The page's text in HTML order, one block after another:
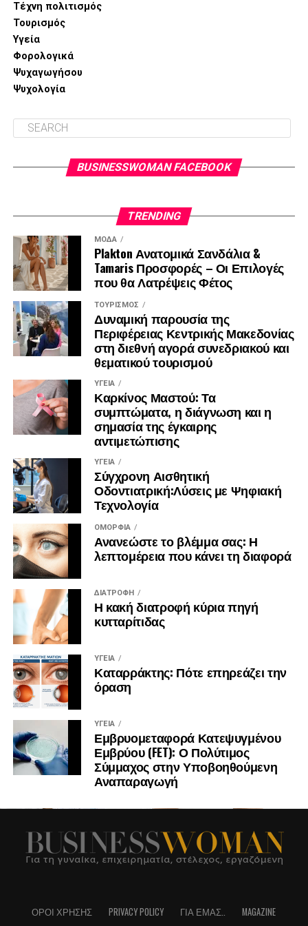
Υπεύθυνη επικοινωνίας,
Τέχνη πολιτισμός
Τουρισμός
Υγεία
Φορολογικά
Ψυχαγωγήσου
Ψυχολογία
BUSINESSWOMAN FACEBOOK
TRENDING
ΜΌΔΑ
Plakton Ανατομικά Σανδάλια &
Tamaris Προσφορές – Οι Επιλογές
που θα Λατρέψεις Φέτος
ΤΟΥΡΙΣΜΌΣ
Δυναμική παρουσία της
Περιφέρειας Κεντρικής Μακεδονίας
στη διεθνή αγορά συνεδριακού και
θεματικού τουρισμού
ΥΓΕΊΑ
Καρκίνος Μαστού: Τα
συμπτώματα, η διάγνωση και η
σημασία της έγκαιρης
αντιμετώπισης
ΥΓΕΊΑ
Σύγχρονη Αισθητική
Οδοντιατρική:Λύσεις με Ψηφιακή
Τεχνολογία
ΟΜΟΡΦΙΆ
Ανανεώστε το βλέμμα σας: Η
λεπτομέρεια που κάνει τη διαφορά
ΔΙΑΤΡΟΦΉ
Η κακή διατροφή κύρια πηγή
κυτταρίτιδας
ΥΓΕΊΑ
Καταρράκτης: Πότε επηρεάζει την
όραση
ΥΓΕΊΑ
Εμβρυομεταφορά Κατεψυγμένου
Εμβρύου (FET): Ο Πολύτιμος
Σύμμαχος στην Υποβοηθούμενη
Αναπαραγωγή
ΌΡΟΙ ΧΡΉΣΗΣ PRIVACY POLICY ΓΙΑ ΕΜΆΣ..
MAGAZINE